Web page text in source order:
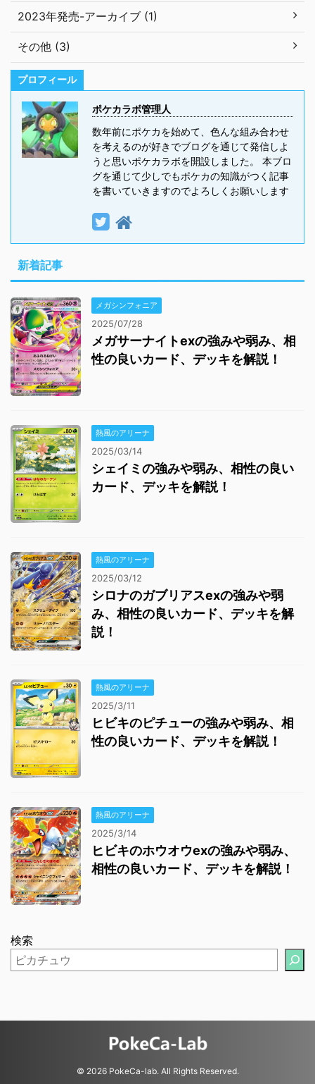
2023年発売-アーカイブ (1)
その他 (3)
プロフィール
ポケカラボ管理人
数年前にポケカを始めて、色んな組み合わせ
を考えるのが好きでブログを通じて発信しよ
うと思いポケカラボを開設しました。 本ブロ
グを通じて少しでもポケカの知識がつく記事
を書いていきますのでよろしくお願いします
新着記事
メガシンフォニア
2025/07/28
メガサーナイトexの強みや弱み、相
性の良いカード、デッキを解説！
熱風のアリーナ
2025/03/14
シェイミの強みや弱み、相性の良い
カード、デッキを解説！
熱風のアリーナ
2025/03/12
シロナのガブリアスexの強みや弱
み、相性の良いカード、デッキを解
説！
熱風のアリーナ
2025/3/11
ヒビキのピチューの強みや弱み、相
性の良いカード、デッキを解説！
熱風のアリーナ
2025/3/14
ヒビキのホウオウexの強みや弱み、
相性の良いカード、デッキを解説！
検索
© 2026 PokeCa-lab. All Rights Reserved.